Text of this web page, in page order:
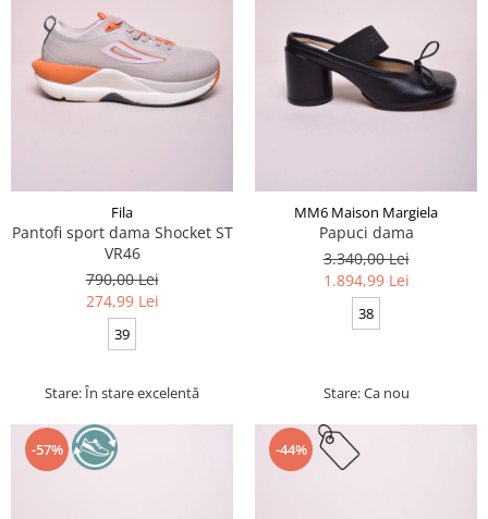
Fila
Pantofi sport dama Shocket ST
VR46
790,00 Lei
274,99 Lei
39
Stare: În stare excelentă
MM6 Maison Margiela
Papuci dama
3.340,00 Lei
1.894,99 Lei
38
Stare: Ca nou
-57% -44%